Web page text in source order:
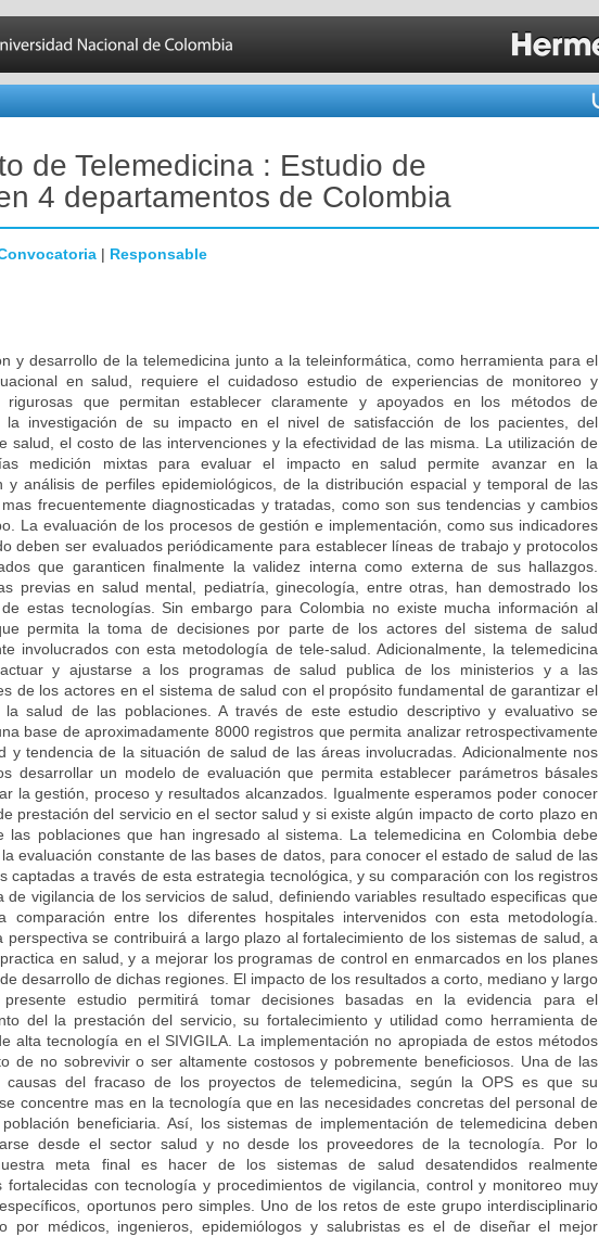
de Telemedicina : Estudio de
4 departamentos de Colombia
| Responsable
y desarrollo de la telemedicina junto a la teleinformática, como herramienta para el
en salud, requiere el cuidadoso estudio de experiencias de monitoreo y
rigurosas que permitan establecer claramente y apoyados en los métodos de
la investigación de su impacto en el nivel de satisfacción de los pacientes, del
salud, el costo de las intervenciones y la efectividad de las misma. La utilización de
medición mixtas para evaluar el impacto en salud permite avanzar en la
y análisis de perfiles epidemiológicos, de la distribución espacial y temporal de las
frecuentemente diagnosticadas y tratadas, como son sus tendencias y cambios
La evaluación de los procesos de gestión e implementación, como sus indicadores
deben ser evaluados periódicamente para establecer líneas de trabajo y protocolos
que garanticen finalmente la validez interna como externa de sus hallazgos.
previas en salud mental, pediatría, ginecología, entre otras, han demostrado los
de estas tecnologías. Sin embargo para Colombia no existe mucha información al
permita la toma de decisiones por parte de los actores del sistema de salud
involucrados con esta metodología de tele-salud. Adicionalmente, la telemedicina
y ajustarse a los programas de salud publica de los ministerios y a las
de los actores en el sistema de salud con el propósito fundamental de garantizar el
la salud de las poblaciones. A través de este estudio descriptivo y evaluativo se
base de aproximadamente 8000 registros que permita analizar retrospectivamente
y tendencia de la situación de salud de las áreas involucradas. Adicionalmente nos
desarrollar un modelo de evaluación que permita establecer parámetros básales
la gestión, proceso y resultados alcanzados. Igualmente esperamos poder conocer
prestación del servicio en el sector salud y si existe algún impacto de corto plazo en
las poblaciones que han ingresado al sistema. La telemedicina en Colombia debe
evaluación constante de las bases de datos, para conocer el estado de salud de las
captadas a través de esta estrategia tecnológica, y su comparación con los registros
de vigilancia de los servicios de salud, definiendo variables resultado especificas que
comparación entre los diferentes hospitales intervenidos con esta metodología.
perspectiva se contribuirá a largo plazo al fortalecimiento de los sistemas de salud, a
en salud, y a mejorar los programas de control en enmarcados en los planes
desarrollo de dichas regiones. El impacto de los resultados a corto, mediano y largo
estudio permitirá tomar decisiones basadas en la evidencia para el
del la prestación del servicio, su fortalecimiento y utilidad como herramienta de
alta tecnología en el SIVIGILA. La implementación no apropiada de estos métodos
de no sobrevivir o ser altamente costosos y pobremente beneficiosos. Una de las
causas del fracaso de los proyectos de telemedicina, según la OPS es que su
concentre mas en la tecnología que en las necesidades concretas del personal de
beneficiaria. Así, los sistemas de implementación de telemedicina deben
desde el sector salud y no desde los proveedores de la tecnología. Por lo
meta final es hacer de los sistemas de salud desatendidos realmente
fortalecidas con tecnología y procedimientos de vigilancia, control y monitoreo muy
oportunos pero simples. Uno de los retos de este grupo interdisciplinario
por médicos, ingenieros, epidemiólogos y salubristas es el de diseñar el mejor